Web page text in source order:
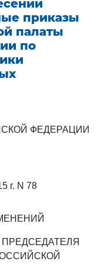
приказы
палаты
по
ФЕДЕРАЦИИ
г. N 78